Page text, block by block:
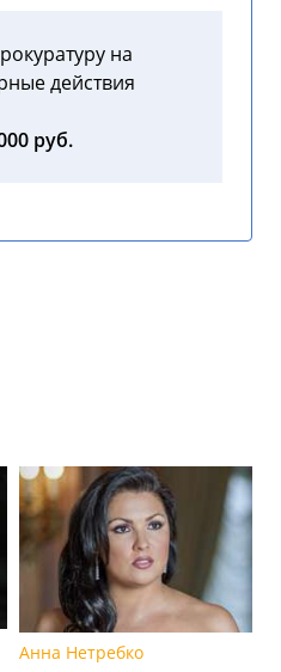
на
действия
руб.
Анна Нетребко